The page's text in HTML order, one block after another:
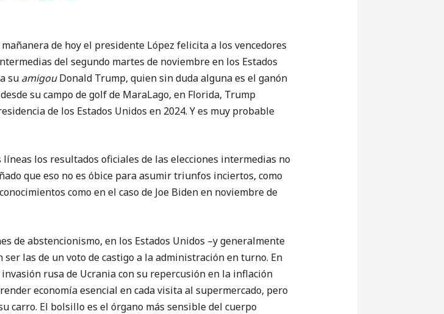
de hoy el presidente López felicita a los vencedores
del segundo martes de noviembre en los Estados
suamigouDonald Trump, quien sin duda alguna es el ganón
su campo de golf de MaraLago, en Florida, Trump
de los Estados Unidos en 2024. Y es muy probable
los resultados oficiales de las elecciones intermedias no
que eso no es óbice para asumir triunfos inciertos, como
como en el caso de Joe Biden en noviembre de
de abstencionismo, en los Estados Unidos –y generalmente
las de un voto de castigo a la administración en turno. En
rusa de Ucrania con su repercusión en la inflación
economía esencial en cada visita al supermercado, pero
carro. El bolsillo es el órgano más sensible del cuerpo